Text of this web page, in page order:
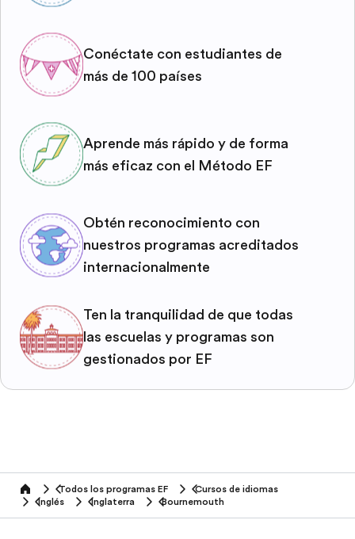
Conéctate con estudiantes de
más de 100 países
Aprende más rápido y de forma
más eficaz con el Método EF
Obtén reconocimiento con
nuestros programas acreditados
internacionalmente
Ten la tranquilidad de que todas
las escuelas y programas son
gestionados por EF
home Todos los programas EF
Cursos de idiomas
Inglés
Inglaterra Bournemouth